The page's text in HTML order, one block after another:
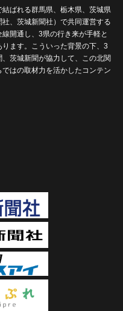
ばれる群馬県、栃木県、茨城県
、茨城新聞社）で共同運営する
開通し、3県の行き来が手軽と
ます。こういった背景の下、3
茨城新聞が協力して、この北関
はの取材力を活かしたコンテン